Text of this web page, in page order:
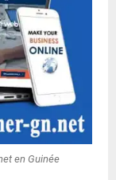
en Guinée